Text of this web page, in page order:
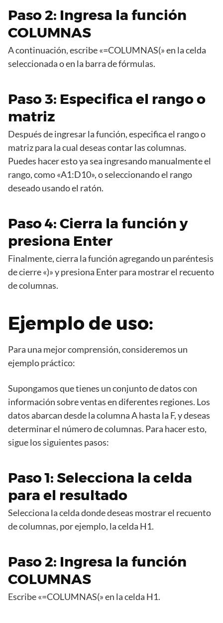
Paso 2: Ingresa la función
COLUMNAS
A continuación, escribe «=COLUMNAS(» en la celda
seleccionada o en la barra de fórmulas.
Paso 3: Especifica el rango o
matriz
Después de ingresar la función, especifica el rango o
matriz para la cual deseas contar las columnas.
Puedes hacer esto ya sea ingresando manualmente el
rango, como «A1:D10», o seleccionando el rango
deseado usando el ratón.
Paso 4: Cierra la función y
presiona Enter
Finalmente, cierra la función agregando un paréntesis
de cierre «)» y presiona Enter para mostrar el recuento
de columnas.
Ejemplo de uso:
Para una mejor comprensión, consideremos un
ejemplo práctico:
Supongamos que tienes un conjunto de datos con
información sobre ventas en diferentes regiones. Los
datos abarcan desde la columna A hasta la F, y deseas
determinar el número de columnas. Para hacer esto,
sigue los siguientes pasos:
Paso 1: Selecciona la celda
para el resultado
Selecciona la celda donde deseas mostrar el recuento
de columnas, por ejemplo, la celda H1.
Paso 2: Ingresa la función
COLUMNAS
Escribe «=COLUMNAS(» en la celda H1.